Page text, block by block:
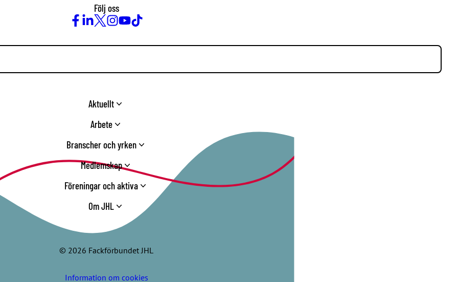
Följ oss
Aktuellt
Arbete
Branscher och yrken
Medlemskap
Föreningar och aktiva
Om JHL
© 2026 Fackförbundet JHL
Information om cookies